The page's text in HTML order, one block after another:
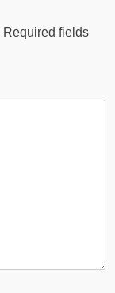
Required fields